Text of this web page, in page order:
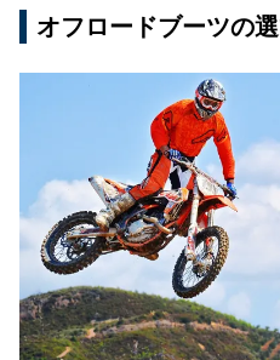
オフロードブーツの